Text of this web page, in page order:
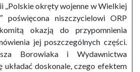
,,Polskie okręty wojenne w Wielkiej
poświęcona niszczycielowi ORP
okazją do przypomnienia
jej poszczególnych części.
Borowiaka i Wydawnictwa
układać doskonale, czego efektem